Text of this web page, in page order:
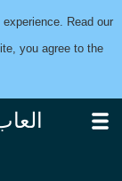
Read our
you agree to the